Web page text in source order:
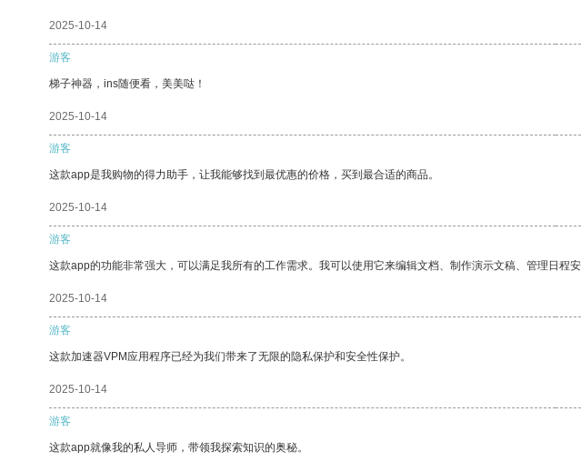
2025-10-14
游客
梯子神器，ins随便看，美美哒！
2025-10-14
游客
这款app是我购物的得力助手，让我能够找到最优惠的价格，买到最合适的商品。
2025-10-14
游客
这款app的功能非常强大，可以满足我所有的工作需求。我可以使用它来编辑文档、制作演示文稿、管理日程安
2025-10-14
游客
这款加速器VPM应用程序已经为我们带来了无限的隐私保护和安全性保护。
2025-10-14
游客
这款app就像我的私人导师，带领我探索知识的奥秘。